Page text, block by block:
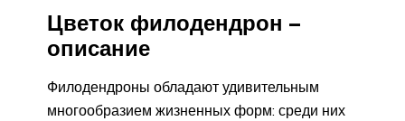
Цветок филодендрон –
описание
Филодендроны обладают удивительным
многообразием жизненных форм: среди них